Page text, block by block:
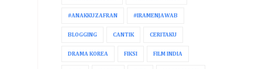
#ANAKKUZAFRAN #IRAMENJAWAB
BLOGGING CANTIK CERITAKU
DRAMA KOREA FIKSI FILM INDIA